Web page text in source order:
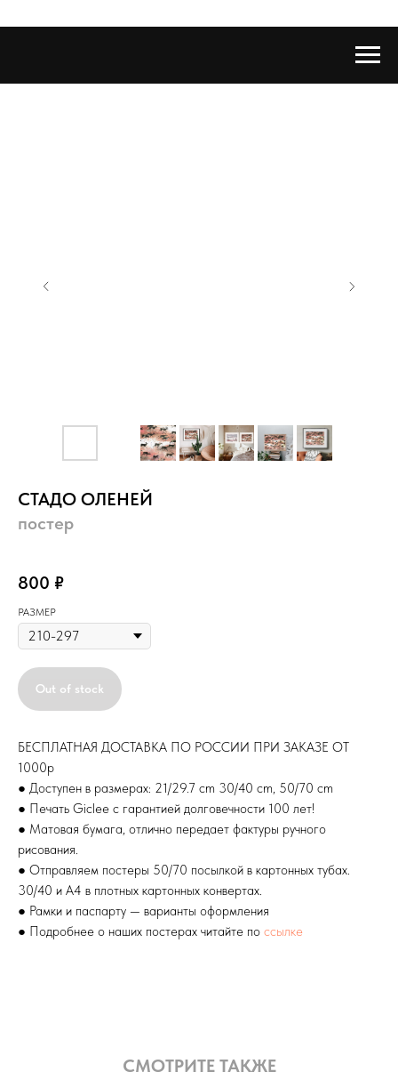
СТАДО ОЛЕНЕЙ
постер
800 ₽
РАЗМЕР
Out of stock
БЕСПЛАТНАЯ ДОСТАВКА ПО РОССИИ ПРИ ЗАКАЗЕ ОТ
1000р
● Доступен в размерах: 21/29.7 cm 30/40 cm, 50/70 cm
● Печать Giclee с гарантией долговечности 100 лет!
● Матовая бумага, отлично передает фактуры ручного
рисования.
● Отправляем постеры 50/70 посылкой в картонных тубах.
30/40 и А4 в плотных картонных конвертах.
● Рамки и паспарту — варианты оформления
● Подробнее о наших постерах читайте по ссылке
СМОТРИТЕ ТАКЖЕ